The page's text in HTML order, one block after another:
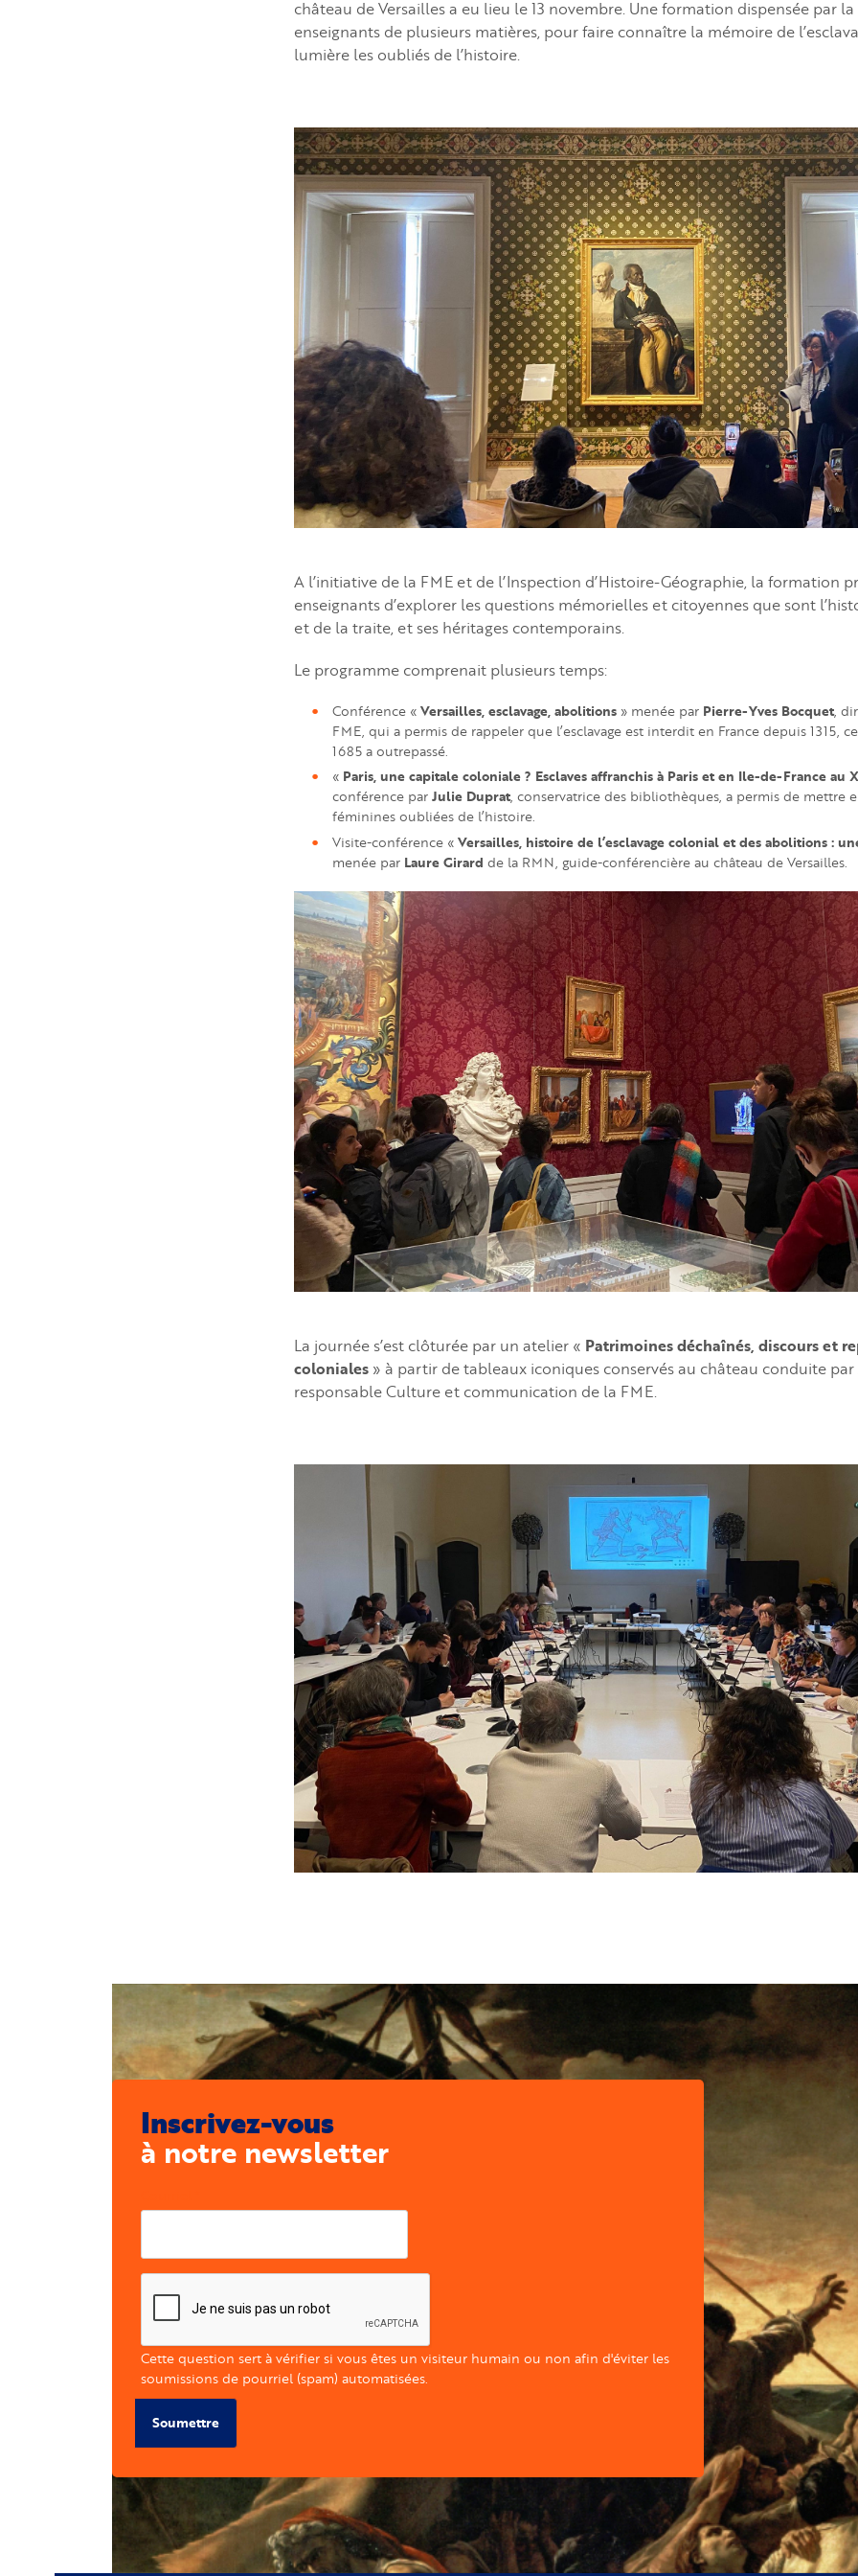
château de Versailles a eu lieu le 13 novembre. Une formation dispensée par la
enseignants de plusieurs matières, pour faire connaître la mémoire de
lumière les oubliés de l’histoire.
A l’initiative de la FME et de l’Inspection d’Histoire-Géographie, la formation
enseignants d’explorer les questions mémorielles et citoyennes que sont
et de la traite, et ses héritages contemporains.
Le programme comprenait plusieurs temps:
Conférence « Versailles, esclavage, abolitions » menée par Pierre-Yves Bocquet,
FME, qui a permis de rappeler que l’esclavage est interdit en France depuis 1315,
1685 a outrepassé.
« Paris, une capitale coloniale ? Esclaves affranchis à Paris et en Ile-de-France au
conférence par Julie Duprat, conservatrice des bibliothèques, a permis de mettre
féminines oubliées de l’histoire.
Visite-conférence « Versailles, histoire de l’esclavage colonial et des abolitions :
menée par Laure Girard de la RMN, guide-conférencière au château de Versailles.
La journée s’est clôturée par un atelier « Patrimoines déchaînés, discours et
coloniales » à partir de tableaux iconiques conservés au château conduite par
responsable Culture et communication de la FME.
Inscrivez-vous
à notre newsletter
Cette question sert à vérifier si vous êtes un visiteur humain ou non afin d'éviter les
soumissions de pourriel (spam) automatisées.
Soumettre